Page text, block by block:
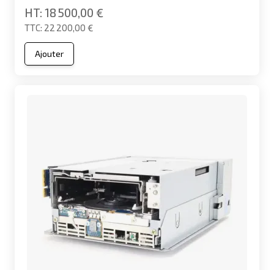
22 200,00 €
18 500,00 €
Ajouter